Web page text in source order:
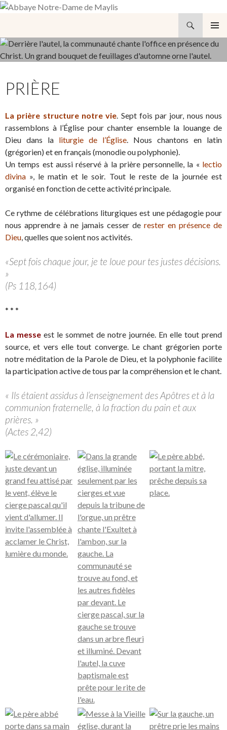
MENU
AU
CONTENU
PRIÈRE
La prière structure notre vie. Sept fois par jour, nous nous
rassemblons à l’Église pour chanter ensemble la louange de
Dieu dans la liturgie de l’Église. Nous chantons en latin
(grégorien) et en français (monodie ou polyphonie).
Un temps est aussi réservé à la prière personnelle, la « lectio
divina », le matin et le soir. Tout le reste de la journée est
organisé en fonction de cette activité principale.
Ce rythme de célébrations liturgiques est une pédagogie pour
nous apprendre à ne jamais cesser de rester en présence de
Dieu, quelles que soient nos activités.
«Sept fois chaque jour, je te loue pour tes justes décisions.
»
(Ps 118,164)
* * *
La messe est le sommet de notre journée. En elle tout prend
source, et vers elle tout converge. Le chant grégorien porte
notre méditation de la Parole de Dieu, et la polyphonie facilite
la participation active de tous par la compréhension et le chant.
« Ils étaient assidus à l’enseignement des Apôtres et à la
communion fraternelle, à la fraction du pain et aux
prières. »
(Actes 2,42)